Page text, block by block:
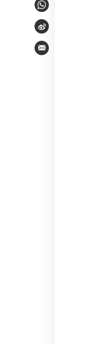
WhatsApp
Weibo
Email